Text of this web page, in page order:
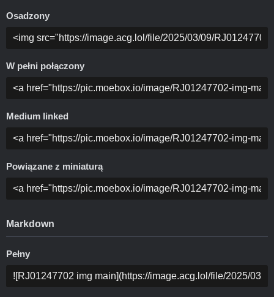
Osadzony
W pełni połączony
Medium linked
Powiązane z miniaturą
Markdown
Pełny